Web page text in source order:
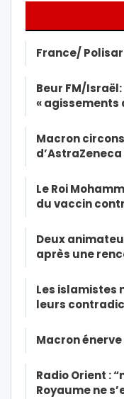
France/
Beur FM/
« agissements
Macron
Le Roi
du vaccin
Deux
après une
Les islamistes
leurs
Macron
Radio Orient :
Royaume ne